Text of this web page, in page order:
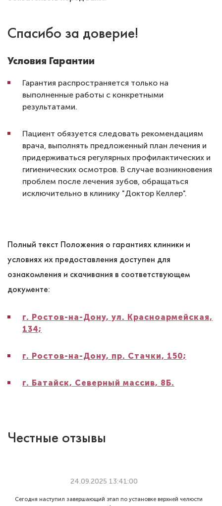
Спасибо за доверие!
Условия Гарантии
Гарантия распространяется только на
выполненные работы с конкретными
результатами.
Пациент обязуется следовать рекомендациям
врача, выполнять предложенный план лечения и
придерживаться регулярных профилактических и
гигиенических осмотров. В случае возникновения
проблем после лечения зубов, обращаться
исключительно в клинику "Доктор Келлер".
Полный текст Положения о гарантиях клиники и
условиях их предоставления доступен для
ознакомления и скачивания в соответствующем
документе:
г. Ростов-на-Дону, ул. Красноармейская,
134;
г. Ростов-на-Дону, пр. Стачки, 150;
г. Батайск, Северный массив, 8Б.
Честные отзывы
24.09.2025 13:41:00
Сегодня наступил завершающий этап по установке верхней челюсти